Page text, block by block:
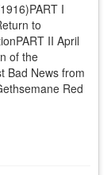
I
to
II April
of the
Bad News from
Red